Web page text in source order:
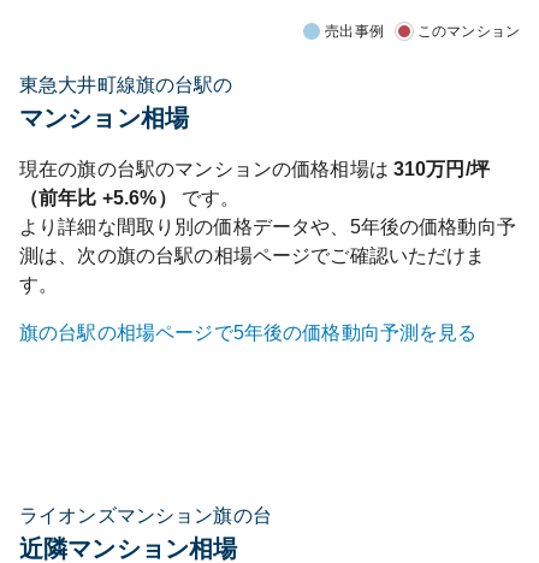
売出事例 このマンション
東急大井町線旗の台駅の
マンション相場
現在の旗の台駅のマンションの価格相場は 310万円/坪
（前年比 +5.6%）
です。
より詳細な間取り別の価格データや、5年後の価格動向予
測は、次の旗の台駅の相場ページでご確認いただけま
す。
旗の台駅の相場ページで5年後の価格動向予測を見る
ライオンズマンション旗の台
近隣マンション相場